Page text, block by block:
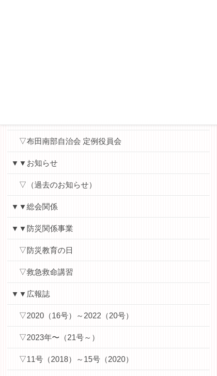
▽布田南部自治会 定例役員会
▼▼お知らせ
▽（過去のお知らせ）
▼▼総会関係
▼▼防災関係事業
▽防災教育の日
▽救急救命講習
▼▼広報誌
▽2020（16号）～2022（20号）
▽2023年〜（21号～）
▽11号（2018）～15号（2020）